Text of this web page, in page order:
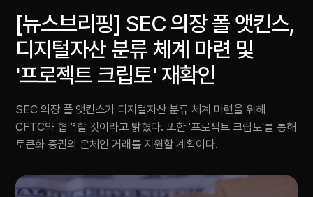
[뉴스브리핑] SEC 의장 폴 앳킨스,
디지털자산 분류 체계 마련 및
'프로젝트 크립토' 재확인
SEC 의장 폴 앳킨스가 디지털자산 분류 체계 마련을 위해
CFTC와 협력할 것이라고 밝혔다. 또한 '프로젝트 크립토'를 통해
토큰화 증권의 온체인 거래를 지원할 계획이다.